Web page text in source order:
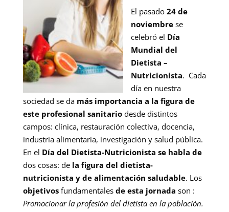
El pasado 24 de
noviembrese
celebró el Día
Mundial del
Dietista –
Nutricionista. Cada
día en nuestra
sociedad se da más importancia a la figura de
este profesional sanitariodesde distintos
campos: clínica, restauración colectiva, docencia,
industria alimentaria, investigación y salud pública.
En el Día del Dietista-Nutricionista se habla de
dos cosas: de la figura del dietista-
nutricionista y de alimentación saludable. Los
objetivosfundamentales de esta jornada son :
Promocionar la profesión del dietista en la población.